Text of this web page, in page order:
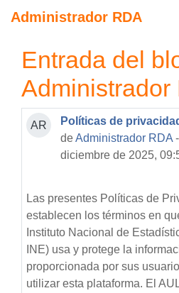
Administrador RDA
Entrada del
Administrador
AR
Políticas de
deAdministrador RDA
diciembre de 2025,
Las presentes Políticas de
establecen los términos en
Instituto Nacional de
INE) usa y protege la
proporcionada por sus
utilizar esta plataforma. El